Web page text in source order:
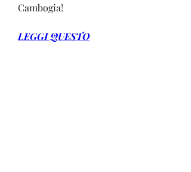
Cambogia!
LEGGI QUESTO